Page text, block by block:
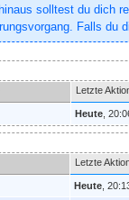
solltest du dich
Falls du
Letzte
Heute ,
Letzte
Heute ,